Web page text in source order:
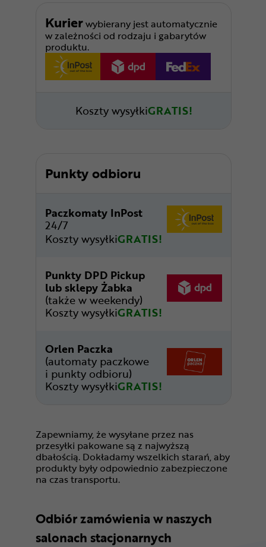
Kurierwybierany jest automatycznie
w zależności od rodzaju i gabarytów
produktu.
Koszty wysyłkiGRATIS!
Punkty odbioru
Paczkomaty InPost
24/7
Koszty wysyłkiGRATIS!
Punkty DPD Pickup
lub sklepy Żabka
(także w weekendy)
Koszty wysyłkiGRATIS!
Orlen Paczka
(automaty paczkowe
i punkty odbioru)
Koszty wysyłkiGRATIS!
Zapewniamy, że wysyłane przez nas
przesyłki pakowane są z najwyższą
dbałością. Dokładamy wszelkich starań, aby
produkty były odpowiednio zabezpieczone
na czas transportu.
Odbiór zamówienia w naszych
salonach stacjonarnych